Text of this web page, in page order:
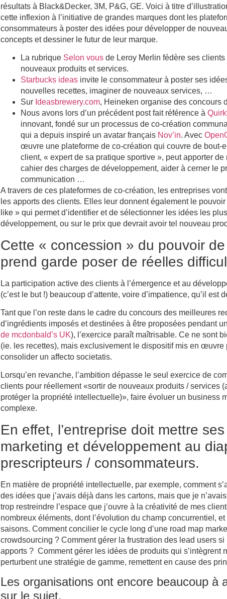
résultats à Black&Decker, 3M, P&G, GE. Voici à titre
cette inflexion à l’initiative de grandes marques dont les
consommateurs à poster des idées pour développer de
concepts etdessiner le futur de leur marque.
La rubrique Selon vous de Leroy Merlin fédère ses
nouveaux produits et services.
Starbucks ideas invite le consommateur à poster ses
nouvelles recettes, imaginer de nouveaux services, …
Sur Ideasbrewery.com, Heineken organise des concours
Nous avons lors d’un précédent post fait référence à
innovant, fondé sur un processus de co-création
qui a depuis inspiré un avatar français Nov’in. Avec
œuvre une plateforme de co-création qui couvre de bout-
client, « expert de sa pratique sportive », peut apporter
cahier des charges de développement, aider à cerner le
communication …
A travers de ces plateformes de co-création, les entreprises
les apports des clients. Elles leur donnent également le
like » qui permet d’identifier et de sélectionner les idées les
développement, ou sur le prix que devrait avoir tel nouveau
Cette « concession » du pouvoir de
prend garde poser de réelles
La participation active des clients à l’émergence et au
(c’est le but !) beaucoup d’attente, voire d’impatience, qu’il est
Tant que l’on reste dans le cadre du concours des meilleures
d’ingrédients imposés et destinées à être proposées pendant
de mcdonbald’s UK), l’exercice paraît maîtrisable. Ce ne sont
(ie. les recettes), mais exclusivement le dispositif mis en
consolider un affecto societatis.
Lorsqu’en revanche, l’ambition dépasse le seul exercice de
clients pour réellement«sortir de nouveaux produits / services
protéger la propriété intellectuelle)», faire évoluer un business
complexe.
En effet, l’entreprise doit mettre
marketing et développement au
prescripteurs / consommateurs.
En matière de propriété intellectuelle, par exemple, comment
des idées que j’avais déjà dans les cartons, mais que je
trop restreindre l’espace que j’ouvre à la créativité de mes
nombreux éléments, dont l’évolution du champ concurrentiel,
saisons. Comment concilier le cycle long d’une road map
crowdsourcing ? Comment gérer la frustration des lead users
apports ? Comment gérer les idées de produits qui s’intègrent
perturbent une stratégie de gamme, remettent en cause des
Les organisations ont encore beaucoup à
sur le sujet.